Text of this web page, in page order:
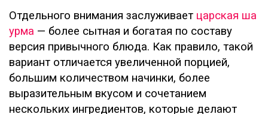
Отдельного внимания заслуживает царская ша
урма — более сытная и богатая по составу
версия привычного блюда. Как правило, такой
вариант отличается увеличенной порцией,
большим количеством начинки, более
выразительным вкусом и сочетанием
нескольких ингредиентов, которые делают